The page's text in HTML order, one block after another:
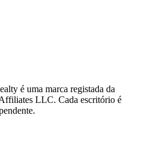
é uma marca registada da
LLC. Cada escritório é